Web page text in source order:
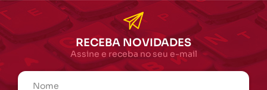
RECEBA NOVIDADES
Assine e receba no seu e-mail